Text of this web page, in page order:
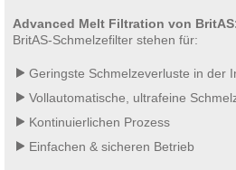
Advanced Melt Filtration von
BritAS-Schmelzefilter stehen für:
Geringste Schmelzeverluste in der
Vollautomatische, ultrafeine
Kontinuierlichen Prozess
Einfachen & sicheren Betrieb